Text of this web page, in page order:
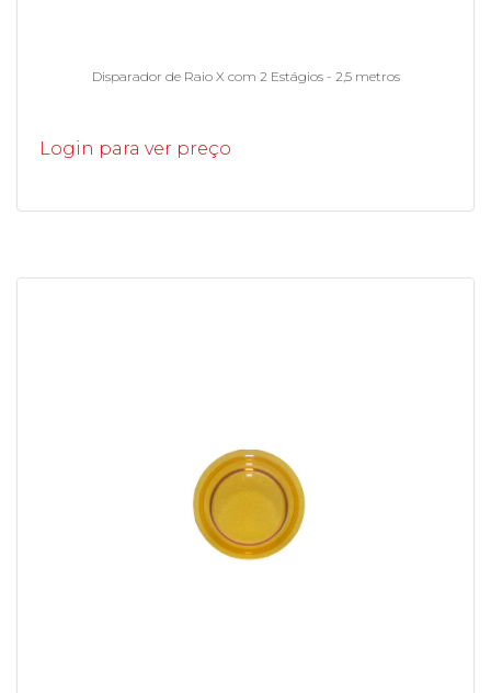
Disparador de Raio X com 2 Estágios - 2,5 metros
Login para ver preço